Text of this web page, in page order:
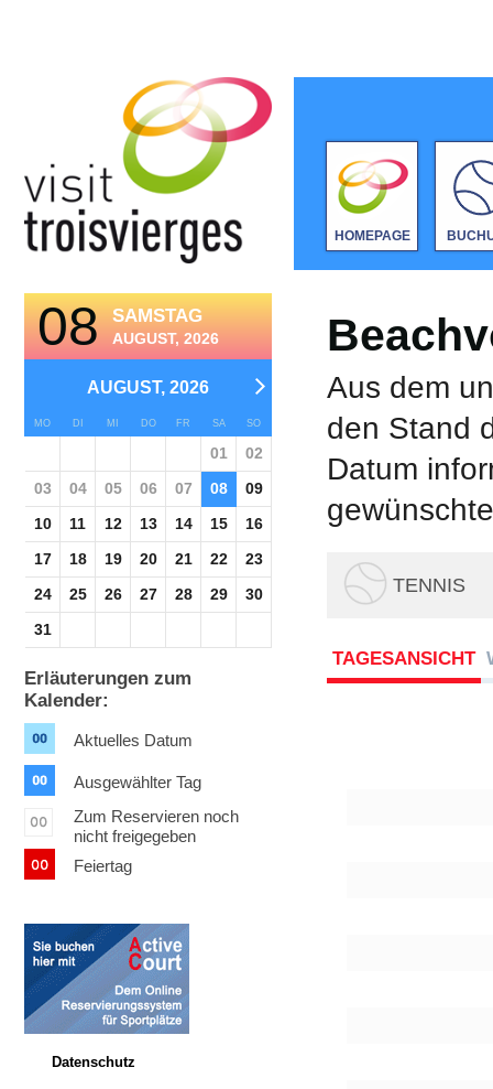
08 SAMSTAG
AUGUST, 2026
AUGUST, 2026
MO DI MI DO FR SA SO
01
02
03
04 05 06 07 08
09
10
11 12 13 14 15
16
17
18 19 20 21 22
23
24
25 26 27 28 29
30
31
Erläuterungen zum
Kalender:
Aktuelles Datum
Ausgewählter Tag
Zum Reservieren noch
nicht freigegeben
Feiertag
Datenschutz
HOMEPAGE
Aus dem
den Stand
Datum
TENNIS
TAGESANSICHT